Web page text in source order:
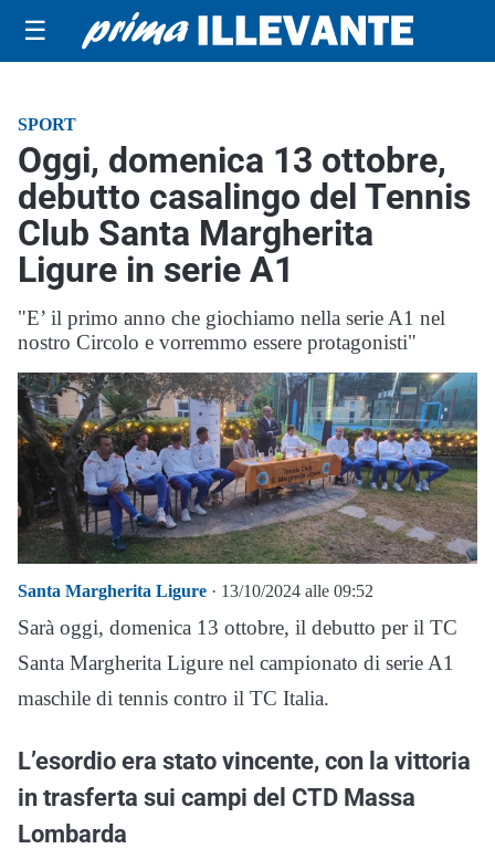
☰
SPORT
Oggi, domenica 13 ottobre,
debutto casalingo del Tennis
Club Santa Margherita
Ligure in serie A1
"E’ il primo anno che giochiamo nella serie A1 nel
nostro Circolo e vorremmo essere protagonisti"
Santa Margherita Ligure · 13/10/2024 alle 09:52
Sarà oggi, domenica 13 ottobre, il debutto per il TC
Santa Margherita Ligure nel campionato di serie A1
maschile di tennis contro il TC Italia.
L’esordio era stato vincente, con la vittoria
in trasferta sui campi del CTD Massa
Lombarda